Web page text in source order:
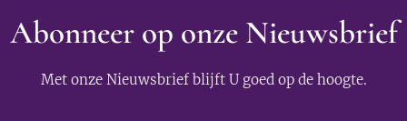
Abonneer op onze Nieuwsbrief
Met onze Nieuwsbrief blijft U goed op de hoogte.